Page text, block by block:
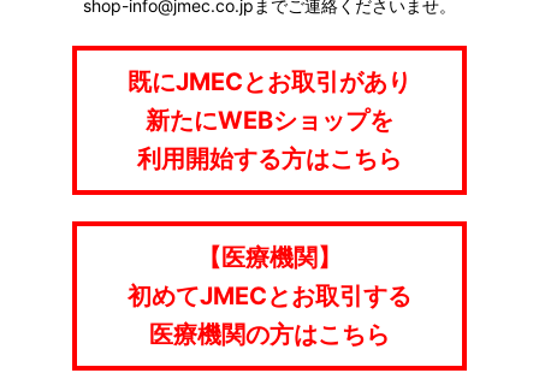
shop-info@jmec.co.jpまでご連絡くださいませ。
既にJMECとお取引があり
新たにWEBショップを
利用開始する方はこちら
【医療機関】
初めてJMECとお取引する
医療機関の方はこちら